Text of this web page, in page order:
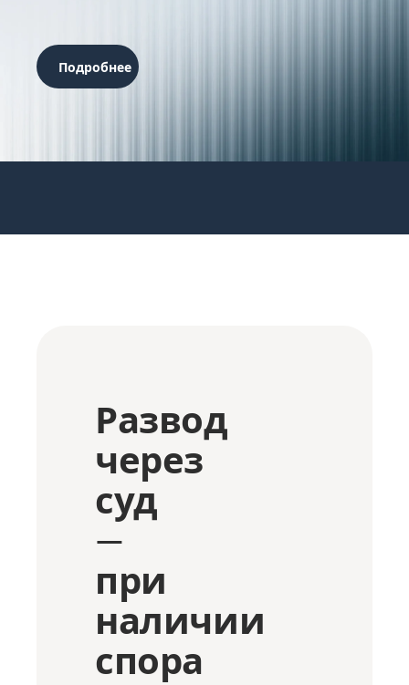
Подробнее
Развод
через
суд
—
при
наличии
спора